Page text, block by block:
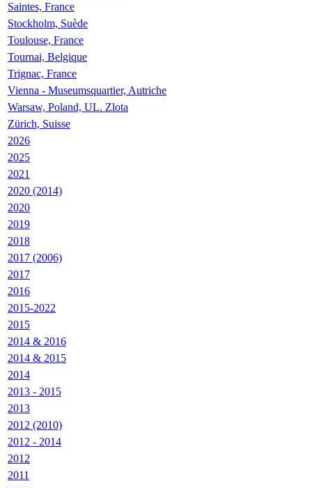
Saintes, France
Stockholm, Suède
Toulouse, France
Tournai, Belgique
Trignac, France
Vienna - Museumsquartier, Autriche
Warsaw, Poland, UL. Zlota
Zürich, Suisse
2026
2025
2021
2020 (2014)
2020
2019
2018
2017 (2006)
2017
2016
2015-2022
2015
2014 & 2016
2014 & 2015
2014
2013 - 2015
2013
2012 (2010)
2012 - 2014
2012
2011